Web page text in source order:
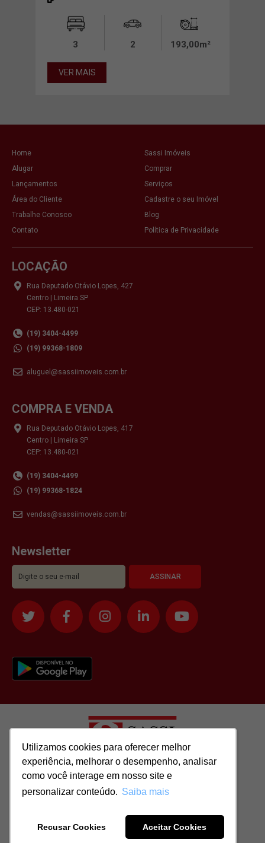
Utilizamos cookies para oferecer melhor
experiência, melhorar o desempenho, analisar
como você interage em nosso site e
personalizar conteúdo. Saiba mais
Recusar Cookies Aceitar Cookies
Utilizamos cookies para oferecer melhor
experiência, melhorar o desempenho, analisar
como você interage em nosso site e
personalizar conteúdo. Saiba mais
Recusar Cookies Aceitar Cookies
3 2 193,00m²
VER MAIS
Home
Sassi Imóveis
Alugar
Comprar
Lançamentos
Serviços
Área do Cliente
Cadastre o seu Imóvel
Trabalhe Conosco
Blog
Contato
Política de Privacidade
LOCAÇÃO
Rua Deputado Otávio Lopes, 427
Centro | Limeira SP
CEP: 13.480-021
(19) 3404-4499
(19) 99368-1809
aluguel@sassiimoveis.com.br
COMPRA E VENDA
Rua Deputado Otávio Lopes, 417
Centro | Limeira SP
CEP: 13.480-021
(19) 3404-4499
(19) 99368-1824
vendas@sassiimoveis.com.br
Newsletter
Todos os direitos reservados para: SASSI IMÓVEIS LTDA | CNPJ:
51.417.293/0001-48 | CRECI: J-04970/1